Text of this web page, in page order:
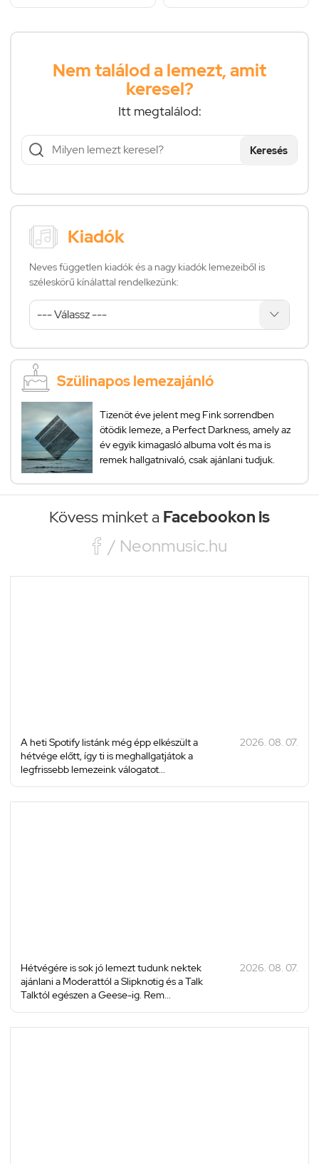
Nem találod a lemezt, amit
keresel?
Itt megtalálod:
Keresés
Kiadók
Neves független kiadók és a nagy kiadók lemezeiből is
széleskörű kínálattal rendelkezünk:
Szülinapos lemezajánló
Tizenöt éve jelent meg Fink sorrendben
ötödik lemeze, a Perfect Darkness, amely az
év egyik kimagasló albuma volt és ma is
remek hallgatnivaló, csak ajánlani tudjuk.
Kövess minket a Facebookon is
 / Neonmusic.hu
A heti Spotify listánk még épp elkészült a
hétvége előtt, így ti is meghallgatjátok a
legfrissebb lemezeink válogatot...
2026. 08. 07.
Hétvégére is sok jó lemezt tudunk nektek
ajánlani a Moderattól a Slipknotig és a Talk
Talktól egészen a Geese-ig. Rem...
2026. 08. 07.